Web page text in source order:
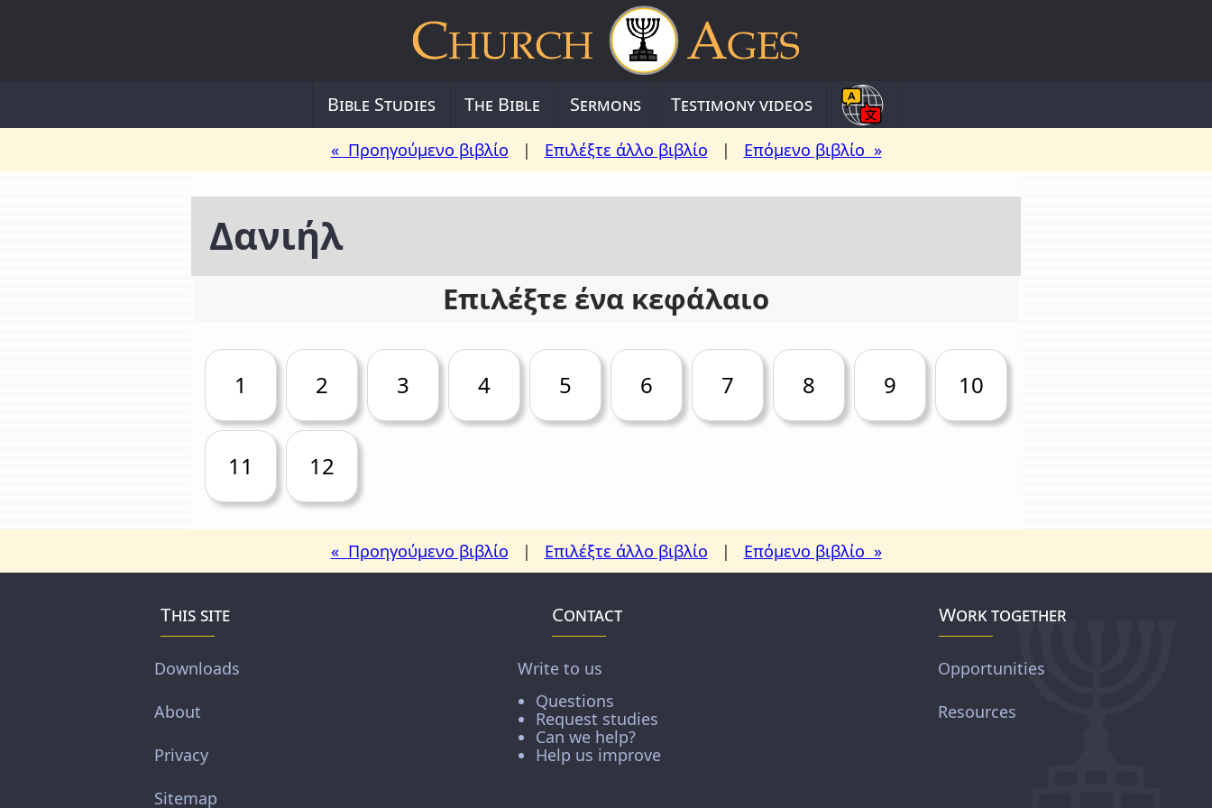
Bible Studies The Bible Sermons Testimony videos
« Προηγούμενο βιβλίο | Επιλέξτε άλλο βιβλίο | Επόμενο βιβλίο »
Δανιήλ
Επιλέξτε ένα κεφάλαιο
1 2 3 4 5 6 7 8 9 10
11 12
« Προηγούμενο βιβλίο | Επιλέξτε άλλο βιβλίο | Επόμενο βιβλίο »
This site
Downloads
About
Privacy
Sitemap
Contact
Write to us
Questions
Request studies
Can we help?
Help us improve
Work together
Opportunities
Resources